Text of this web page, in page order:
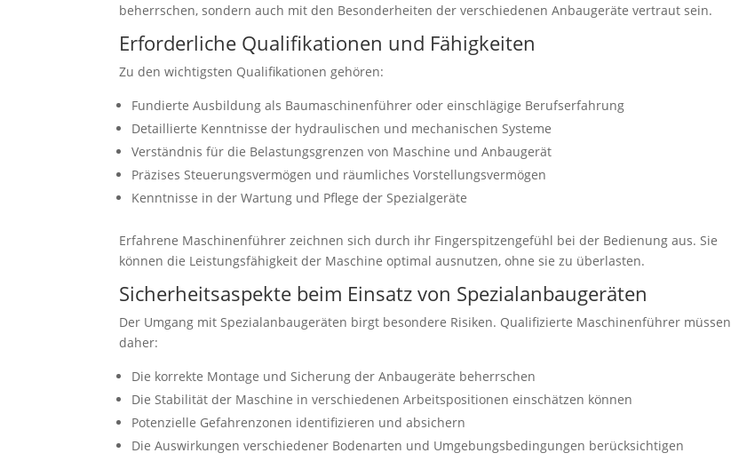
beherrschen, sondern auch mit den Besonderheiten der verschiedenen Anbaugeräte vertraut sein.
Erforderliche Qualifikationen und Fähigkeiten
Zu den wichtigsten Qualifikationen gehören:
Fundierte Ausbildung als Baumaschinenführer oder einschlägige Berufserfahrung
Detaillierte Kenntnisse der hydraulischen und mechanischen Systeme
Verständnis für die Belastungsgrenzen von Maschine und Anbaugerät
Präzises Steuerungsvermögen und räumliches Vorstellungsvermögen
Kenntnisse in der Wartung und Pflege der Spezialgeräte
Erfahrene Maschinenführer zeichnen sich durch ihr Fingerspitzengefühl bei der Bedienung aus. Sie
können die Leistungsfähigkeit der Maschine optimal ausnutzen, ohne sie zu überlasten.
Sicherheitsaspekte beim Einsatz von Spezialanbaugeräten
Der Umgang mit Spezialanbaugeräten birgt besondere Risiken. Qualifizierte Maschinenführer müssen
daher:
Die korrekte Montage und Sicherung der Anbaugeräte beherrschen
Die Stabilität der Maschine in verschiedenen Arbeitspositionen einschätzen können
Potenzielle Gefahrenzonen identifizieren und absichern
Die Auswirkungen verschiedener Bodenarten und Umgebungsbedingungen berücksichtigen